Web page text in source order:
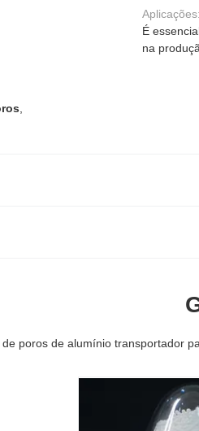
Aplicações:
É
na
poros de alumínio transportador